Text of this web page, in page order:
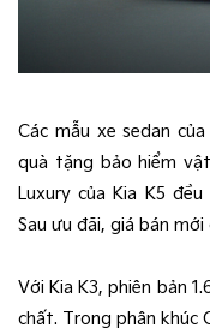
Các mẫu xe sedan
quà tặng bảo hiểm
Luxury của Kia K5
Sau ưu đãi, giá bán
Với Kia K3, phiên bản
chất. Trong phân khúc